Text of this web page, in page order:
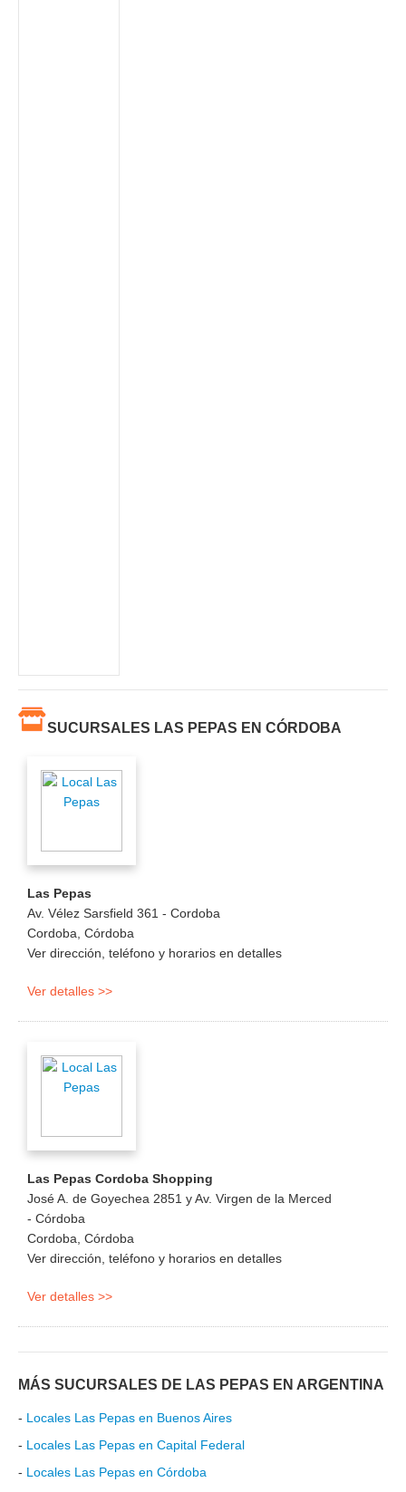
SUCURSALES LAS PEPAS EN CÓRDOBA
Las Pepas
Av. Vélez Sarsfield 361 - Cordoba
Cordoba, Córdoba
Ver dirección, teléfono y horarios en detalles
Ver detalles >>
Las Pepas Cordoba Shopping
José A. de Goyechea 2851 y Av. Virgen de la Merced
- Córdoba
Cordoba, Córdoba
Ver dirección, teléfono y horarios en detalles
Ver detalles >>
MÁS SUCURSALES DE LAS PEPAS EN ARGENTINA
- Locales Las Pepas en Buenos Aires
- Locales Las Pepas en Capital Federal
- Locales Las Pepas en Córdoba